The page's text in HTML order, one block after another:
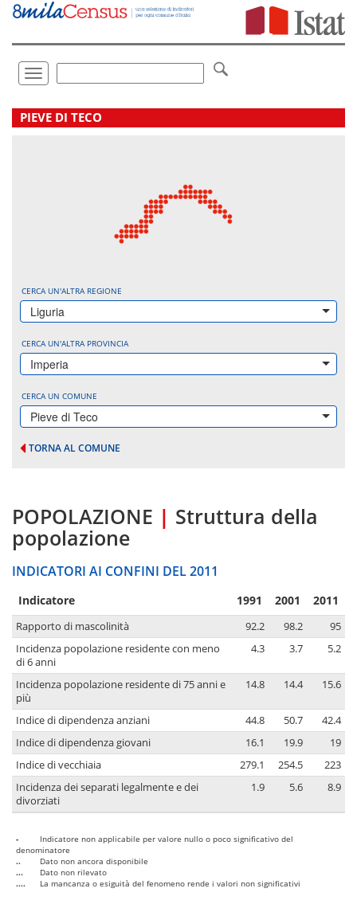
Vai
direttamente
Toggle
navigation
.
PIEVE DI TECO
CERCA UN'ALTRA REGIONE
Liguria
CERCA UN'ALTRA PROVINCIA
Imperia
CERCA UN COMUNE
Pieve di Teco
TORNA AL COMUNE
POPOLAZIONE | Struttura della
popolazione
INDICATORI AI CONFINI DEL 2011
Indicatore 1991 2001 2011
Rapporto di mascolinità 92.2 98.2
95
Incidenza popolazione residente con meno
di 6 anni
4.3 3.7 5.2
Incidenza popolazione residente di 75 anni e
più
14.8 14.4 15.6
Indice di dipendenza anziani 44.8 50.7
42.4
Indice di dipendenza giovani
16.1 19.9
19
Indice di vecchiaia
279.1 254.5
223
Incidenza dei separati legalmente e dei
divorziati
1.9 5.6 8.9
-
Indicatore non applicabile per valore nullo o poco significativo del
denominatore
..
Dato non ancora disponibile
...
Dato non rilevato
....
La mancanza o esiguità del fenomeno rende i valori non significativi